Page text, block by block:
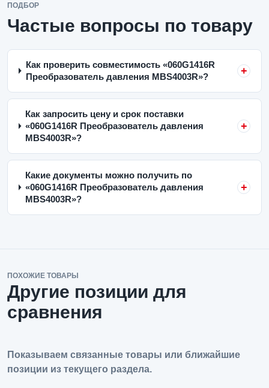
ПОДБОР
Частые вопросы по товару
Как проверить совместимость «060G1416R
Преобразователь давления MBS4003R»?
Как запросить цену и срок поставки
«060G1416R Преобразователь давления
MBS4003R»?
Какие документы можно получить по
«060G1416R Преобразователь давления
MBS4003R»?
ПОХОЖИЕ ТОВАРЫ
Другие позиции для
сравнения
Показываем связанные товары или ближайшие
позиции из текущего раздела.